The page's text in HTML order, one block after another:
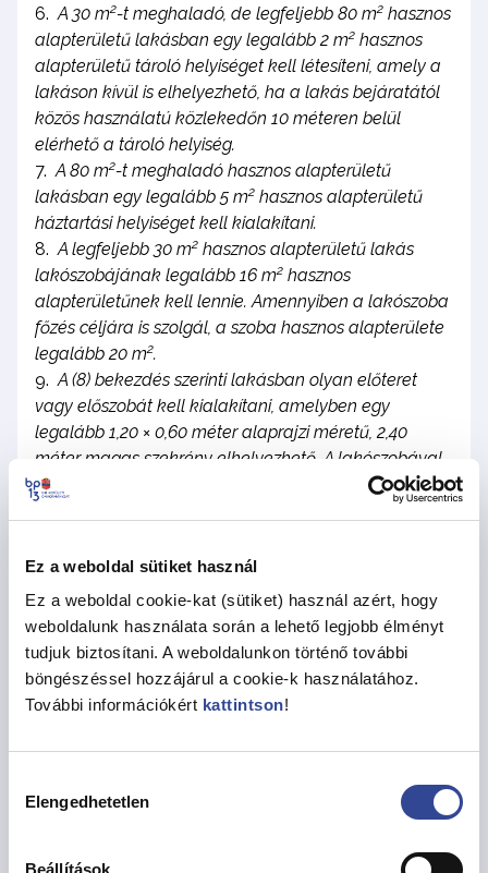
Ez a weboldal sütiket használ
Ez a weboldal cookie-kat (sütiket) használ azért, hogy
weboldalunk használata során a lehető legjobb élményt
tudjuk biztosítani. A weboldalunkon történő további
böngészéssel hozzájárul a cookie-k használatához.
További információkért kattintson!
kiválasztása
Elengedhetetlen
Beállítások
A 30 m2-t meghaladó, de legfeljebb 80 m2 hasznos
alapterületű lakásban egy legalább 2 m2 hasznos
alapterületű tároló helyiséget kell létesíteni, amely a
lakáson kívül is elhelyezhető, ha a lakás bejáratától
közös használatú közlekedőn 10 méteren belül
elérhető a tároló helyiség.
A 80 m2-t meghaladó hasznos alapterületű
lakásban egy legalább 5 m2 hasznos alapterületű
háztartási helyiséget kell kialakítani.
A legfeljebb 30 m2 hasznos alapterületű lakás
lakószobájának legalább 16 m2 hasznos
alapterületűnek kell lennie. Amennyiben a lakószoba
főzés céljára is szolgál, a szoba hasznos alapterülete
legalább 20 m2.
A (8) bekezdés szerinti lakásban olyan előteret
vagy előszobát kell kialakítani, amelyben egy
legalább 1,20 × 0,60 méter alaprajzi méretű, 2,40
méter magas szekrény elhelyezhető. A lakószobával
közös légtérben lévő előtér nem csökkentheti a
A hatósági bizonyítvány kiállításához az
alábbiak benyújtása szükséges
magánszemélyektől papír alapon az
ügyfélszolgálaton, vagy postán, vagy e-
papíron, ügyfélkapun keresztül, cégektől pedig
kizárólag cégkapun keresztül:
Kérelem, amely tartalmazza az ingatlan, a
telefonszámát, e-mail címét.
meghatározottaknak megfelelően a lakóegységek